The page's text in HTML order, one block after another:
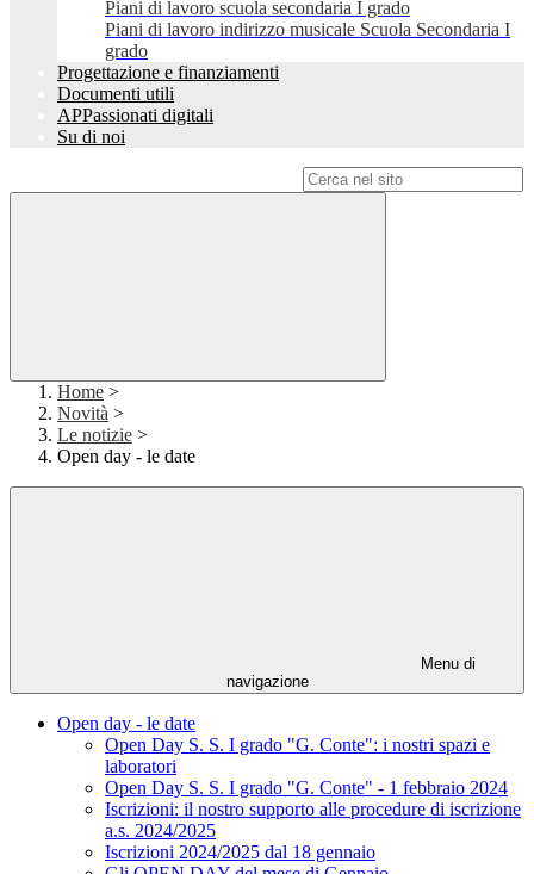
Piani di lavoro scuola secondaria I grado
Piani di lavoro indirizzo musicale Scuola Secondaria I
grado
Progettazione e finanziamenti
Documenti utili
APPassionati digitali
Su di noi
Home >
Novità >
Le notizie >
Open day - le date
Menu di
navigazione
Open day - le date
Open Day S. S. I grado "G. Conte": i nostri spazi e
laboratori
Open Day S. S. I grado "G. Conte" - 1 febbraio 2024
Iscrizioni: il nostro supporto alle procedure di iscrizione
a.s. 2024/2025
Iscrizioni 2024/2025 dal 18 gennaio